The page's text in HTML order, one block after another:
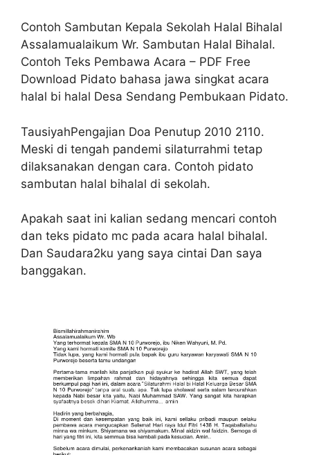
Contoh Sambutan Kepala Sekolah Halal Bihalal
Assalamualaikum Wr. Sambutan Halal Bihalal.
Contoh Teks Pembawa Acara – PDF Free
Download Pidato bahasa jawa singkat acara
halal bi halal Desa Sendang Pembukaan Pidato.
TausiyahPengajian Doa Penutup 2010 2110.
Meski di tengah pandemi silaturrahmi tetap
dilaksanakan dengan cara. Contoh pidato
sambutan halal bihalal di sekolah.
Apakah saat ini kalian sedang mencari contoh
dan teks pidato mc pada acara halal bihalal.
Dan Saudara2ku yang saya cintai Dan saya
banggakan.